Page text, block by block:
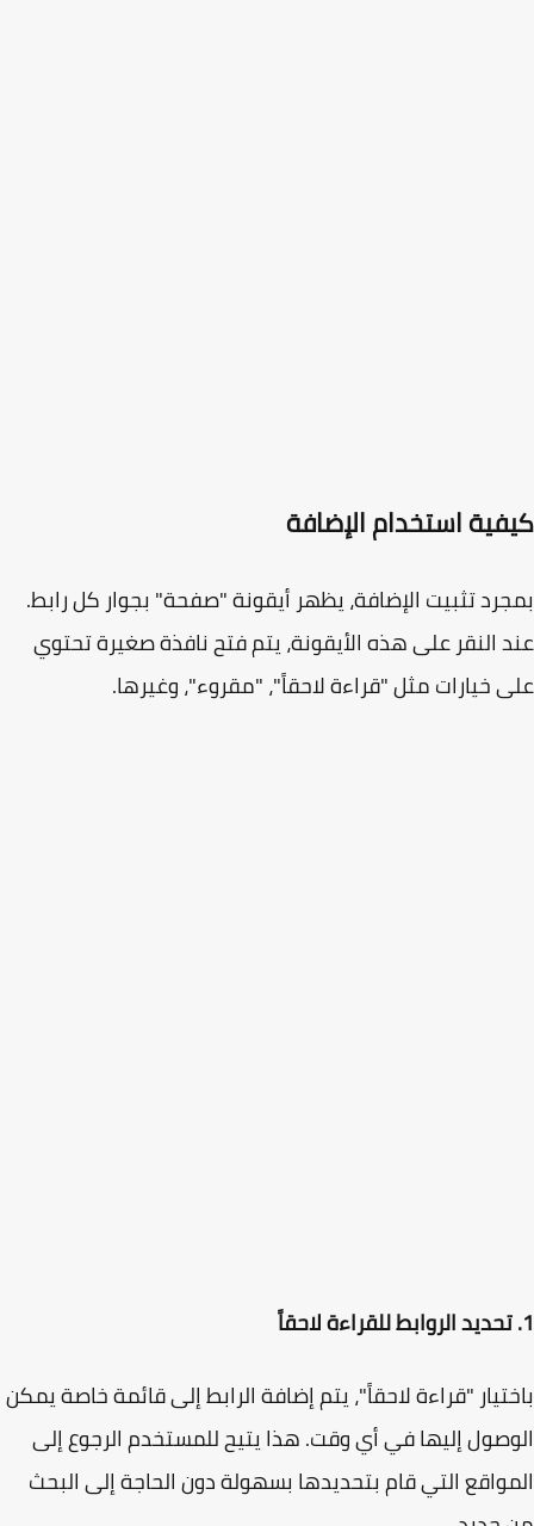
استخدام الإضافة
تثبيت الإضافة، يظهر أيقونة "صفحة" بجوار كل رابط.
النقر على هذه الأيقونة، يتم فتح نافذة صغيرة تحتوي
خيارات مثل "قراءة لاحقاً"، "مقروء"، وغيرها.
"قراءة لاحقاً"، يتم إضافة الرابط إلى قائمة خاصة يمكن
إليها في أي وقت. هذا يتيح للمستخدم الرجوع إلى
التي قام بتحديدها بسهولة دون الحاجة إلى البحث